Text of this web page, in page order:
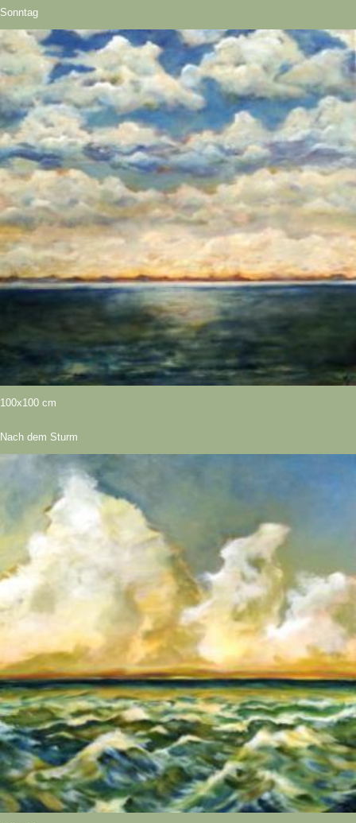
Sonntag
100x100 cm
Nach dem Sturm